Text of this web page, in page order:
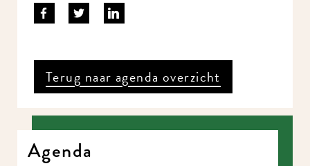
Terug naar agenda overzicht
Agenda